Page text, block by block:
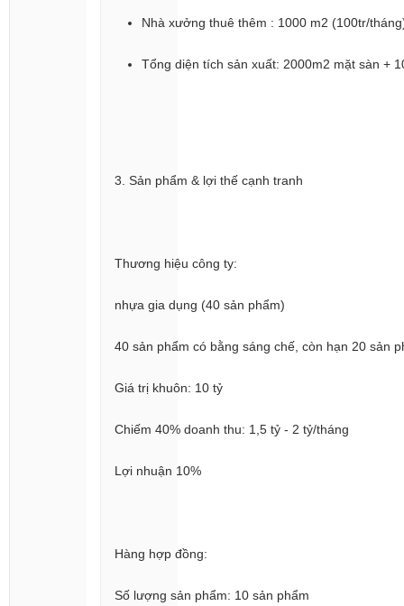
Nhà xưởng thuê thêm : 1000 m2 (100tr/
Tổng diện tích sản xuất: 2000m2 mặt sàn +
3. Sản phẩm & lợi thế cạnh tranh
Thương hiệu công ty:
nhựa gia dụng (40 sản phẩm)
40 sản phẩm có bằng sáng chế, còn hạn 20 sản
Giá trị khuôn: 10 tỷ
Chiếm 40% doanh thu: 1,5 tỷ - 2 tỷ/tháng
Lợi nhuận 10%
Hàng hợp đồng:
Số lượng sản phẩm: 10 sản phẩm